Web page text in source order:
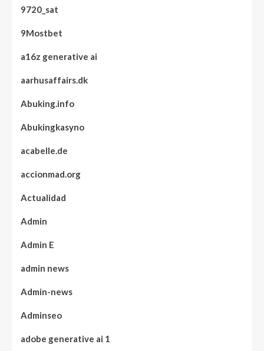
9720_sat
9Mostbet
a16z generative ai
aarhusaffairs.dk
Abuking.info
Abukingkasyno
acabelle.de
accionmad.org
Actualidad
Admin
Admin E
admin news
Admin-news
Adminseo
adobe generative ai 1